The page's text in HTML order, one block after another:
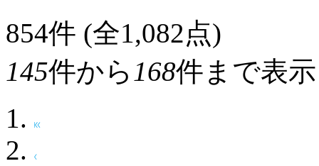
854件 (全1,082点)
145件から 168件まで表示